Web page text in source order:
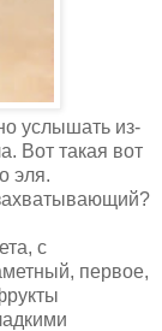
услышать из-
Вот такая вот
эля.
с
первое,